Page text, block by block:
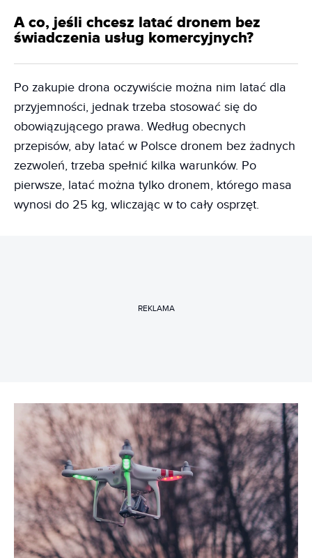
A co, jeśli chcesz latać dronem bez
świadczenia usług komercyjnych?
Po zakupie drona oczywiście można nim latać dla
przyjemności, jednak trzeba stosować się do
obowiązującego prawa. Według obecnych
przepisów, aby latać w Polsce dronem bez żadnych
zezwoleń, trzeba spełnić kilka warunków. Po
pierwsze, latać można tylko dronem, którego masa
wynosi do 25 kg, wliczając w to cały osprzęt.
REKLAMA